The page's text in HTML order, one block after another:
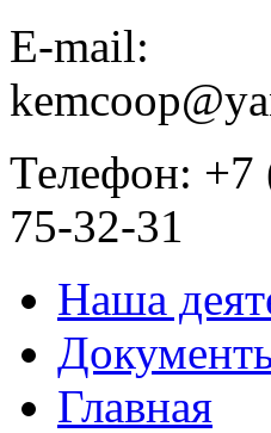
E-mail:
Телефон: +7
75-32-31
Наша
Главная